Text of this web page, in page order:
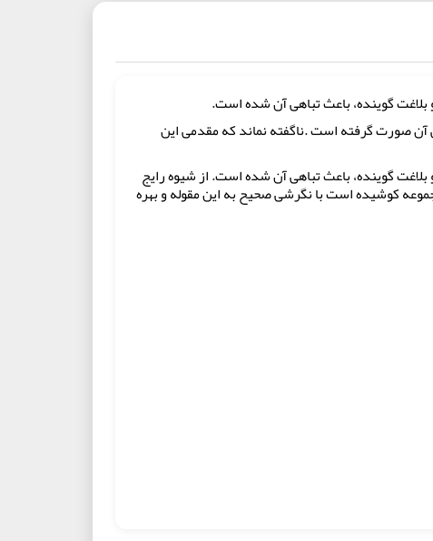
گوینده، باعث تباهی آن شده است.
صورت گرفته است .ناگفته نماند که مقدمی این
گوینده، باعث تباهی آن شده است. از شیوه رایج
کوشیده است با نگرشی صحیح به این مقوله و بهره